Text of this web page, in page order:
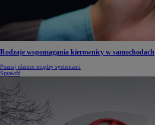
Rodzaje wspomagania kierownicy w samochodach
Poznaj różnice między systemami
Sprawdź